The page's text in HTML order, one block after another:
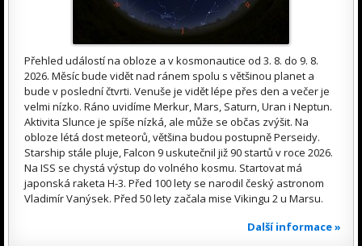
Přehled událostí na obloze a v kosmonautice od 3. 8. do 9. 8.
2026. Měsíc bude vidět nad ránem spolu s většinou planet a
bude v poslední čtvrti. Venuše je vidět lépe přes den a večer je
velmi nízko. Ráno uvidíme Merkur, Mars, Saturn, Uran i Neptun.
Aktivita Slunce je spíše nízká, ale může se občas zvýšit. Na
obloze létá dost meteorů, většina budou postupně Perseidy.
Starship stále pluje, Falcon 9 uskutečnil již 90 startů v roce 2026.
Na ISS se chystá výstup do volného kosmu. Startovat má
japonská raketa H-3. Před 100 lety se narodil český astronom
Vladimír Vanýsek. Před 50 lety začala mise Vikingu 2 u Marsu.
Další informace »